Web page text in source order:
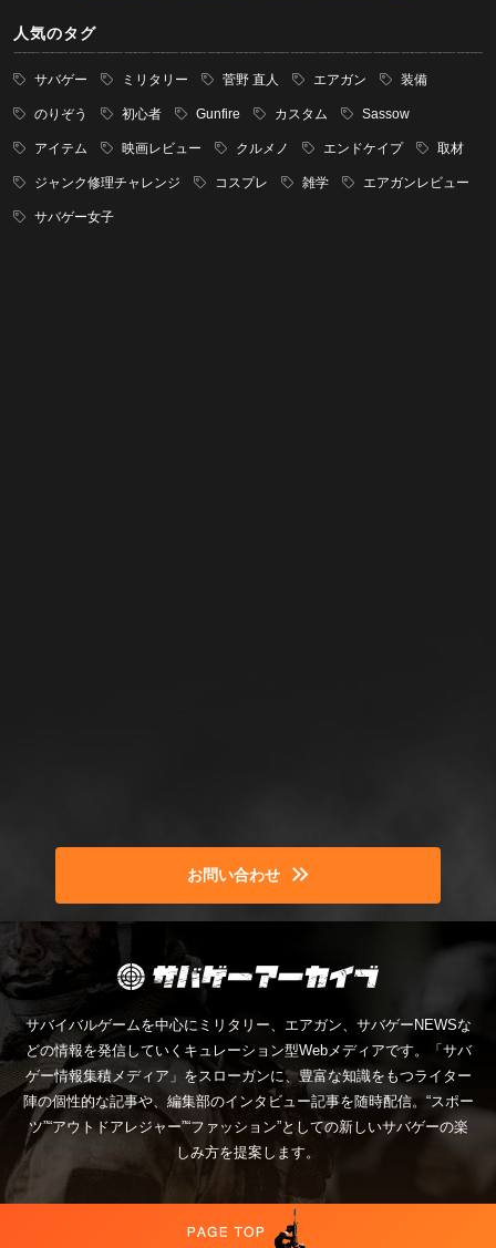
人気のタグ
サバゲー ミリタリー 菅野 直人 エアガン 装備
のりぞう 初心者 Gunfire カスタム Sassow
アイテム 映画レビュー クルメノ エンドケイプ 取材
ジャンク修理チャレンジ コスプレ 雑学 エアガンレビュー
サバゲー女子
お問い合わせ
サバイバルゲームを中心にミリタリー、エアガン、サバゲーNEWSな
どの情報を発信していくキュレーション型Webメディアです。「サバ
ゲー情報集積メディア」をスローガンに、豊富な知識をもつライター
陣の個性的な記事や、編集部のインタビュー記事を随時配信。“スポー
ツ”“アウトドアレジャー”“ファッション”としての新しいサバゲーの楽
しみ方を提案します。